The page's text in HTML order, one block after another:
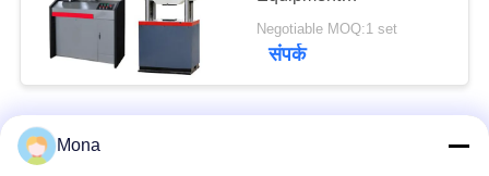
Computerized For
Building Materials
Negotiable MOQ:1 set
संपर्क
Mona